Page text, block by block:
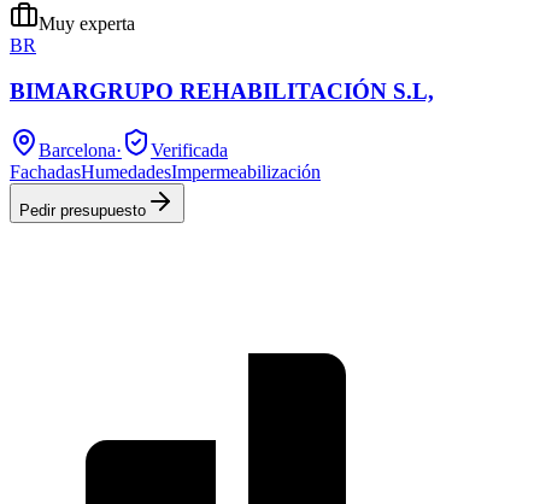
Muy experta
BR
BIMARGRUPO REHABILITACIÓN S.L,
Barcelona·
Verificada
FachadasHumedadesImpermeabilización
Pedir presupuesto